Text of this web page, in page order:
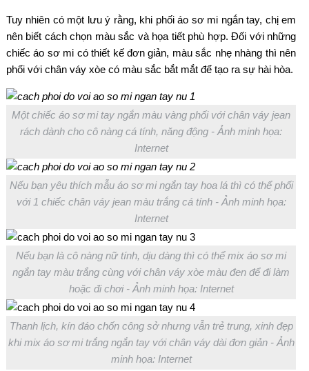
Tuy nhiên có một lưu ý rằng, khi phối áo sơ mi ngắn tay, chị em
nên biết cách chọn màu sắc và họa tiết phù hợp. Đối với những
chiếc áo sơ mi có thiết kế đơn giản, màu sắc nhẹ nhàng thì nên
phối với chân váy xòe có màu sắc bắt mắt để tạo ra sự hài hòa.
Một chiếc áo sơ mi tay ngắn màu vàng phối với chân váy jean
rách dành cho cô nàng cá tính, năng động - Ảnh minh họa:
Internet
Nếu bạn yêu thích mẫu áo sơ mi ngắn tay hoa lá thì có thể phối
với 1 chiếc chân váy jean màu trắng cá tính - Ảnh minh họa:
Internet
Nếu bạn là cô nàng nữ tính, dịu dàng thì có thể mix áo sơ mi
ngắn tay màu trắng cùng với chân váy xòe màu đen để đi làm
hoặc đi chơi - Ảnh minh họa: Internet
Thanh lịch, kín đáo chốn công sở nhưng vẫn trẻ trung, xinh đẹp
khi mix áo sơ mi trắng ngắn tay với chân váy dài đơn giản - Ảnh
minh họa: Internet